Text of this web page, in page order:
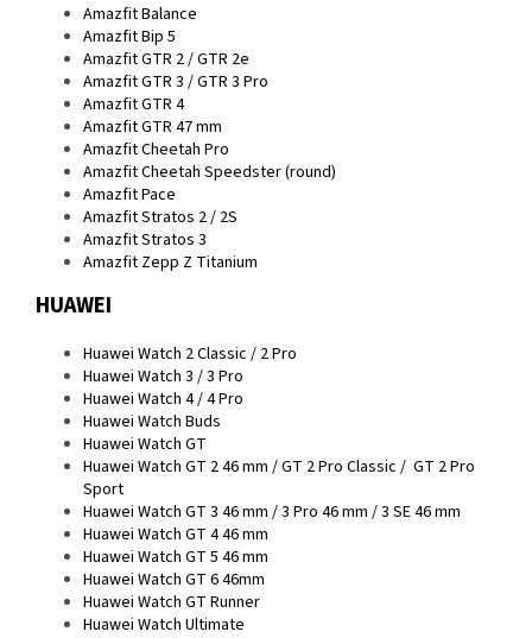
Amazfit Balance
Amazfit Bip 5
Amazfit GTR 2 / GTR 2e
Amazfit GTR 3 / GTR 3 Pro
Amazfit GTR 4
Amazfit GTR 47 mm
Amazfit Cheetah Pro
Amazfit Cheetah Speedster (round)
Amazfit Pace
Amazfit Stratos 2 / 2S
Amazfit Stratos 3
Amazfit Zepp Z Titanium
HUAWEI
Huawei Watch 2 Classic / 2 Pro
Huawei Watch 3 / 3 Pro
Huawei Watch 4 / 4 Pro
Huawei Watch Buds
Huawei Watch GT
Huawei Watch GT 2 46 mm / GT 2 Pro Classic / GT 2 Pro
Sport
Huawei Watch GT 3 46 mm / 3 Pro 46 mm / 3 SE 46 mm
Huawei Watch GT 4 46 mm
Huawei Watch GT 5 46 mm
Huawei Watch GT 6 46mm
Huawei Watch GT Runner
Huawei Watch Ultimate